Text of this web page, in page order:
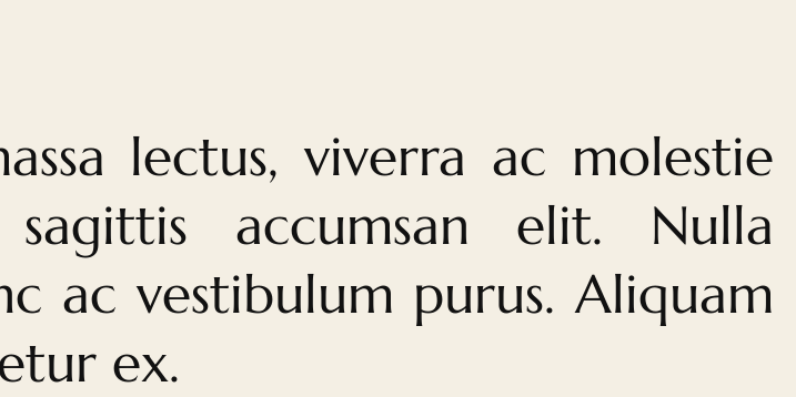
lectus, viverra ac molestie
accumsan elit. Nulla
ac vestibulum purus. Aliquam
ex.